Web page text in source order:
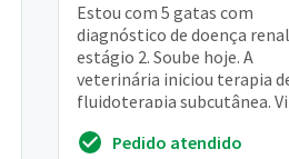
Estou com 5 gatas com
diagnóstico de doença renal
estágio 2. Soube hoje. A
veterinária iniciou terapia
fluidoterapia subcutânea. Vi
casa. Tem como ensinar ...
Pedido atendido